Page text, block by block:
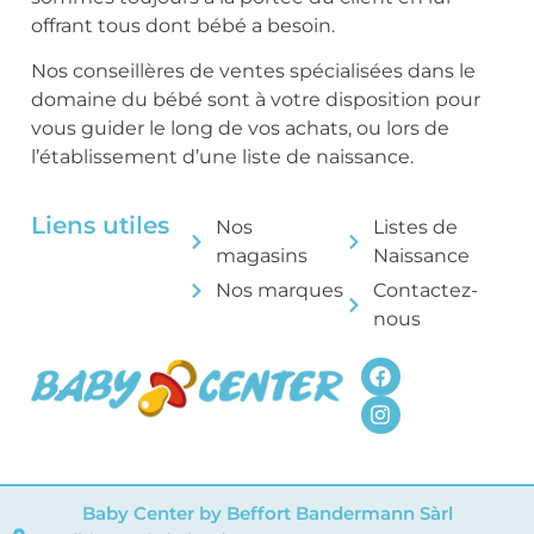
offrant tous dont bébé a besoin.
Nos conseillères de ventes spécialisées dans le
domaine du bébé sont à votre disposition pour
vous guider le long de vos achats, ou lors de
l’établissement d’une liste de naissance.
Liens utiles
Nos
magasins
Nos marques
Listes de
Naissance
Contactez-
nous
Baby Center by Beffort Bandermann Sàrl